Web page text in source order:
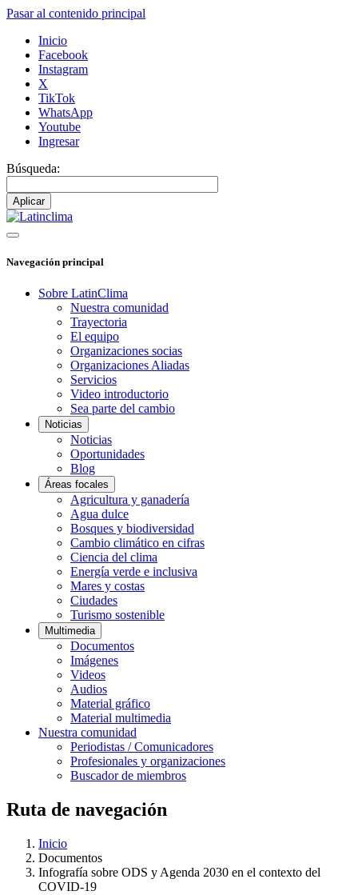
Pasar al contenido principal
Inicio
Facebook
Instagram
X
TikTok
WhatsApp
Youtube
Ingresar
Búsqueda:
Navegación principal
Sobre LatinClima
Nuestra comunidad
Trayectoria
El equipo
Organizaciones socias
Organizaciones Aliadas
Servicios
Video introductorio
Sea parte del cambio
Noticias
Noticias
Oportunidades
Blog
Áreas focales
Agricultura y ganadería
Agua dulce
Bosques y biodiversidad
Cambio climático en cifras
Ciencia del clima
Energía verde e inclusiva
Mares y costas
Ciudades
Turismo sostenible
Multimedia
Documentos
Imágenes
Videos
Audios
Material gráfico
Material multimedia
Nuestra comunidad
Periodistas / Comunicadores
Profesionales y organizaciones
Buscador de miembros
Ruta de navegación
Inicio
Documentos
Infografía sobre ODS y Agenda 2030 en el contexto del
COVID-19